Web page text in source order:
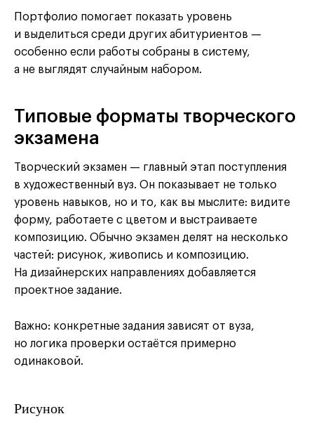
Портфолио помогает показать уровень
и выделиться среди других абитуриентов —
особенно если работы собраны в систему,
а не выглядят случайным набором.
Типовые форматы творческого
экзамена
Творческий экзамен — главный этап поступления
в художественный вуз. Он показывает не только
уровень навыков, но и то, как вы мыслите: видите
форму, работаете с цветом и выстраиваете
композицию. Обычно экзамен делят на несколько
частей: рисунок, живопись и композицию.
На дизайнерских направлениях добавляется
проектное задание.
Важно: конкретные задания зависят от вуза,
но логика проверки остаётся примерно
одинаковой.
Рисунок